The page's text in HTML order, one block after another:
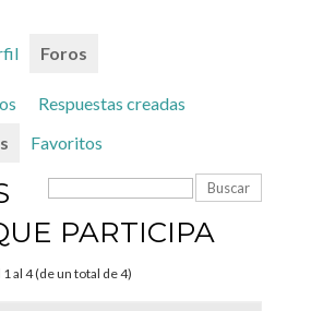
Foros
Respuestas creadas
Favoritos
PARTICIPA
al 4 (de un total de 4)